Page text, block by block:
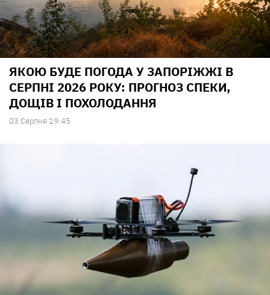
ЯКОЮ БУДЕ ПОГОДА У ЗАПОРІЖЖІ В
СЕРПНІ 2026 РОКУ: ПРОГНОЗ СПЕКИ,
ДОЩІВ І ПОХОЛОДАННЯ
03 Серпня 19:45